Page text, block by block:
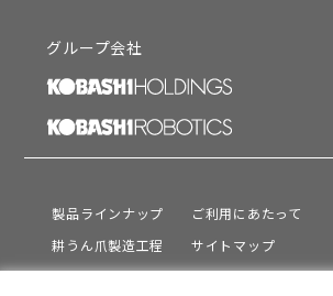
グループ会社
製品ラインナップ
耕うん爪製造工程
サポート
ご利用にあたって
サイトマップ
プライバシーポリシー